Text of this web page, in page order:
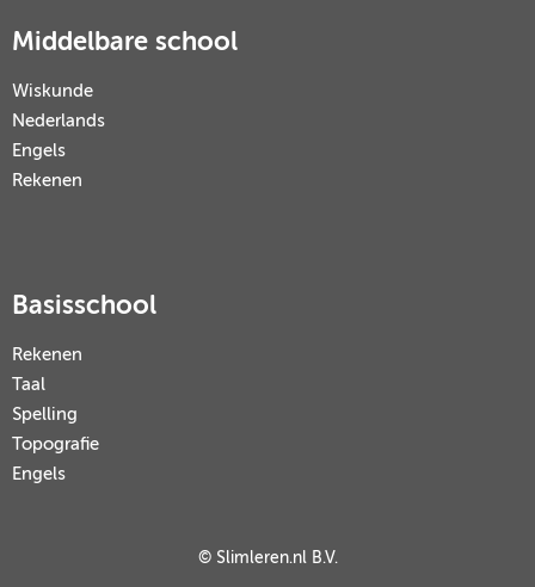
Middelbare school
Wiskunde
Nederlands
Engels
Rekenen
Basisschool
Rekenen
Taal
Spelling
Topografie
Engels
© Slimleren.nl B.V.